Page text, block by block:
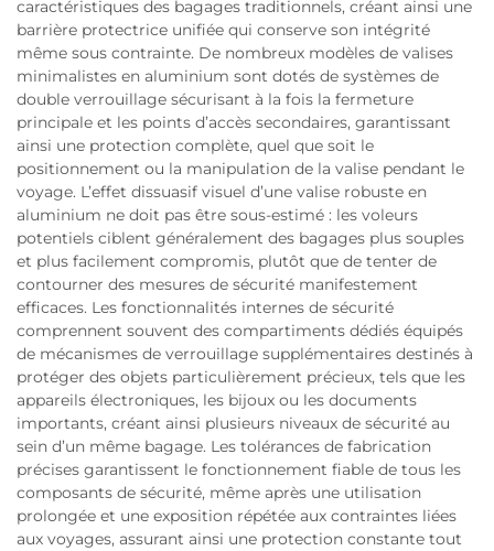
caractéristiques des bagages traditionnels, créant ainsi une
barrière protectrice unifiée qui conserve son intégrité
même sous contrainte. De nombreux modèles de valises
minimalistes en aluminium sont dotés de systèmes de
double verrouillage sécurisant à la fois la fermeture
principale et les points d’accès secondaires, garantissant
ainsi une protection complète, quel que soit le
positionnement ou la manipulation de la valise pendant le
voyage. L’effet dissuasif visuel d’une valise robuste en
aluminium ne doit pas être sous-estimé : les voleurs
potentiels ciblent généralement des bagages plus souples
et plus facilement compromis, plutôt que de tenter de
contourner des mesures de sécurité manifestement
efficaces. Les fonctionnalités internes de sécurité
comprennent souvent des compartiments dédiés équipés
de mécanismes de verrouillage supplémentaires destinés à
protéger des objets particulièrement précieux, tels que les
appareils électroniques, les bijoux ou les documents
importants, créant ainsi plusieurs niveaux de sécurité au
sein d’un même bagage. Les tolérances de fabrication
précises garantissent le fonctionnement fiable de tous les
composants de sécurité, même après une utilisation
prolongée et une exposition répétée aux contraintes liées
aux voyages, assurant ainsi une protection constante tout